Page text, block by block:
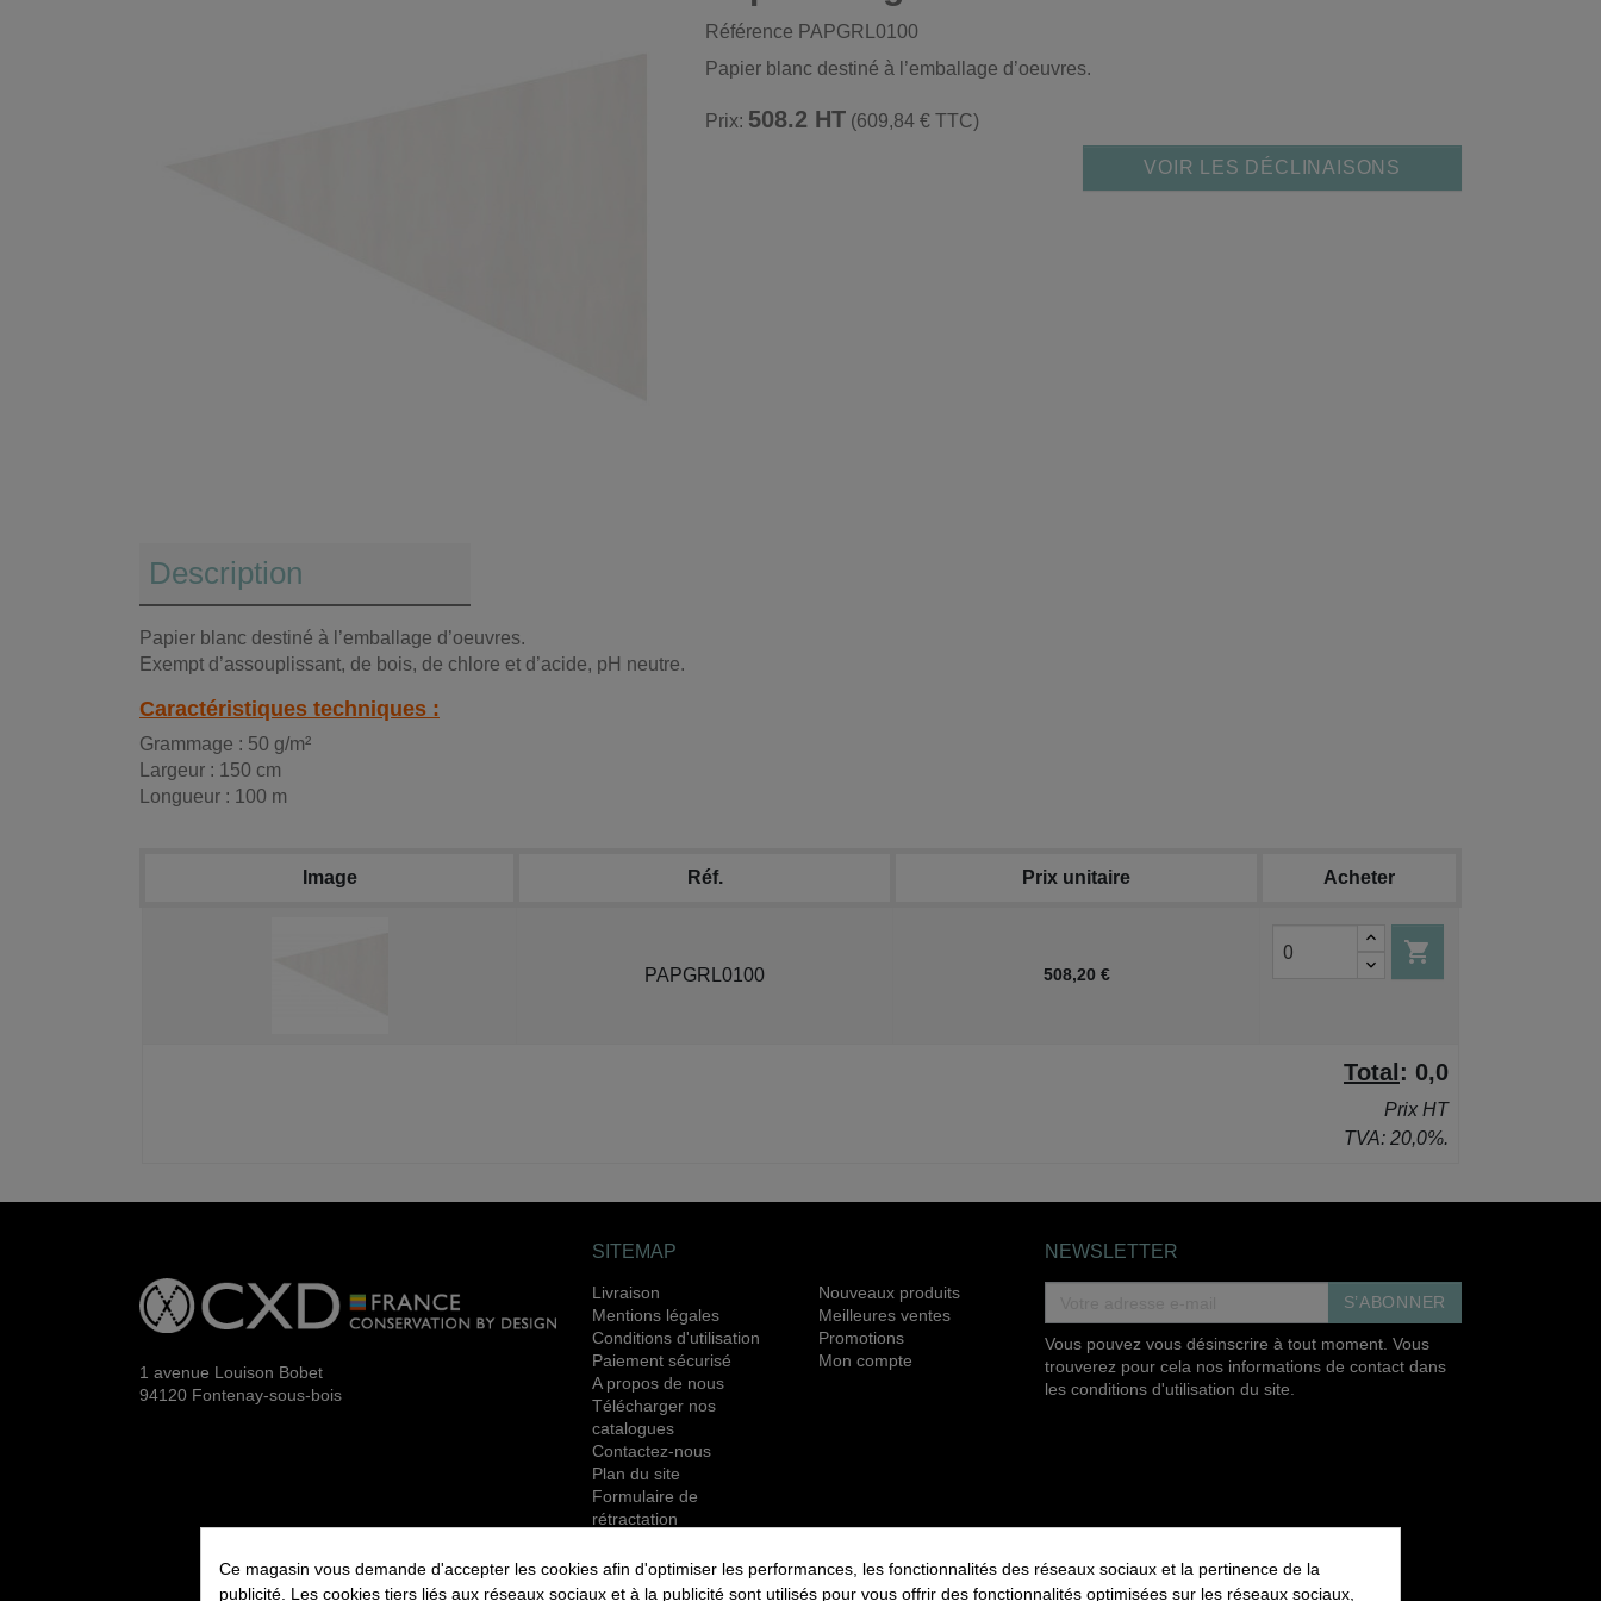
Référence PAPGRL0100
Papier blanc destiné à l’emballage d’oeuvres.
Prix: 508.2 HT (609,84 € TTC)
VOIR LES DÉCLINAISONS
Description
Papier blanc destiné à l’emballage d’oeuvres.
Exempt d’assouplissant, de bois, de chlore et d’acide, pH neutre.
Caractéristiques techniques :
Grammage : 50 g/m²
Largeur : 150 cm
Longueur : 100 m
Image Réf. Prix unitaire Acheter
PAPGRL0100 508,20 €

Total : 0,0
Prix HT
TVA: 20,0%.
1 avenue Louison Bobet
94120 Fontenay-sous-bois
SITEMAP
Livraison
Mentions légales
Conditions d'utilisation
Paiement sécurisé
A propos de nous
Télécharger nos
catalogues
Contactez-nous
Plan du site
Formulaire de
rétractation
Nouveaux produits
Meilleures ventes
Promotions
Mon compte
NEWSLETTER
S’ABONNER
Vous pouvez vous désinscrire à tout moment. Vous
trouverez pour cela nos informations de contact dans
les conditions d'utilisation du site.
RETROUVEZ NOUS ÉGALEMENT SUR LES
RÉSEAUX SOCIAUX :
Ce magasin vous demande d'accepter les cookies afin d'optimiser les performances, les fonctionnalités des réseaux sociaux et la pertinence de la
publicité. Les cookies tiers liés aux réseaux sociaux et à la publicité sont utilisés pour vous offrir des fonctionnalités optimisées sur les réseaux sociaux,